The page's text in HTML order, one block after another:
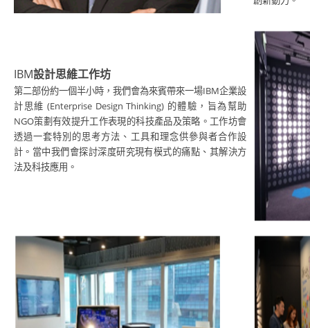
IBM設計思維工作坊
第二部份約一個半小時 ，我們會為來賓帶來一場IBM企業設
計思維 (Enterprise Design Thinking) 的體驗 ， 旨為幫助
NGO策劃有效提升工作表現的科技產品及策略。工作坊會
透過一套特別的思考方法、工具和理念供參與者合作設
計。當中我們會探討深度研究現有模式的痛點、其解決方
法及科技應用。